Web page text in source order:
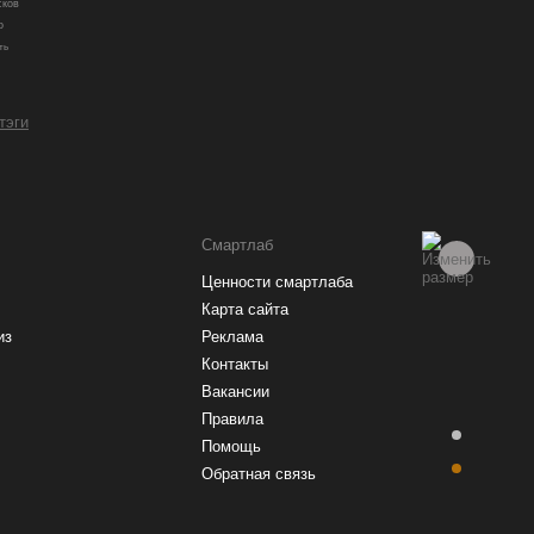
Смартлаб
Ценности смартлаба
Карта сайта
Реклама
Контакты
Вакансии
Правила
Помощь
Обратная связь